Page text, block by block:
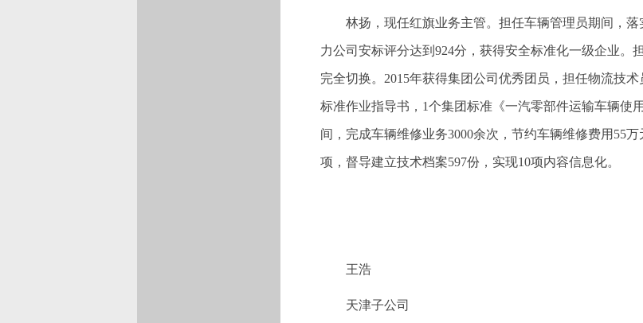
林扬，现任红旗业务主管。担任车辆管理员期间，
力公司安标评分达到924分，获得安全标准化一级企业。
完全切换。2015年获得集团公司优秀团员，担任物流技
标准作业指导书，1个集团标准《一汽零部件运输车辆使
间，完成车辆维修业务3000余次，节约车辆维修费用55
项，督导建立技术档案597份，实现10项内容信息化。
王浩
天津子公司